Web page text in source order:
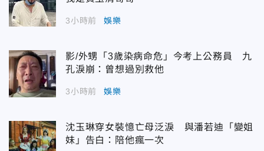
3小時前 娛樂
影/外甥「3歲染病命危」今考上公務員 九
孔淚崩：曾想過別救他
3小時前 娛樂
沈玉琳穿女裝憶亡母泛淚 與潘若迪「變姐
妹」告白：陪他瘋一次